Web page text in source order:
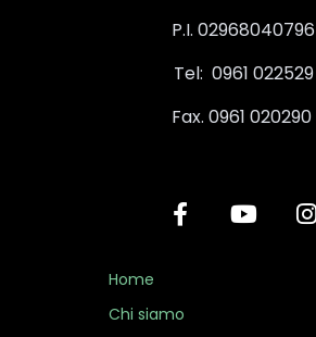
P.I. 02968040796
Tel: 0961 022529
Fax. 0961 020290
Home
Chi siamo